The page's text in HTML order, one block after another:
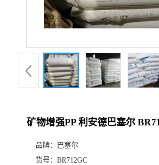
矿物增强PP 利安德巴塞尔
品牌：
巴塞尔
货号： BR712GC